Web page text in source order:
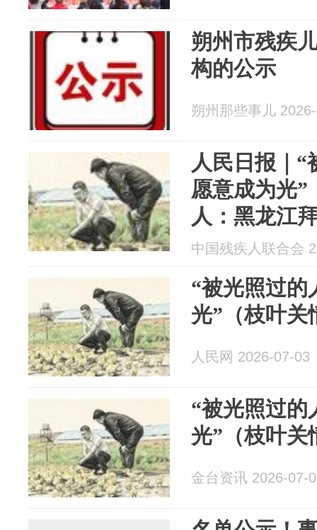
朔州市残疾
构的公示
朔州那些事儿
人民日报｜
愿意成为光”
人：黑龙江
副理事长 仇
中国残疾人联合会
“被光照过的
光”（枝叶关
人民网 2026-07-03
“被光照过的
光”（枝叶关
金台资讯 2026-07-